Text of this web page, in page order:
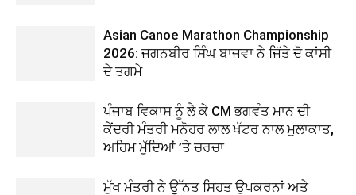
Asian Canoe Marathon Championship
2026: ਜਗਨਬੀਰ ਸਿੰਘ ਬਾਜਵਾ ਨੇ ਜਿੱਤੇ ਦੋ ਕਾਂਸੀ
ਦੇ ਤਗਮੇ
ਪੰਜਾਬ ਵਿਕਾਸ ਨੂੰ ਲੈ ਕੇ CM ਭਗਵੰਤ ਮਾਨ ਦੀ
ਕੇਂਦਰੀ ਮੰਤਰੀ ਮਨੋਹਰ ਲਾਲ ਖੱਟਰ ਨਾਲ ਮੁਲਾਕਾਤ,
ਅਹਿਮ ਮੁੱਦਿਆਂ ’ਤੇ ਚਰਚਾ
ਮੁੱਖ ਮੰਤਰੀ ਨੇ ਉੱਨਤ ਸਿਹਤ ਉਪਕਰਨਾਂ ਅਤੇ